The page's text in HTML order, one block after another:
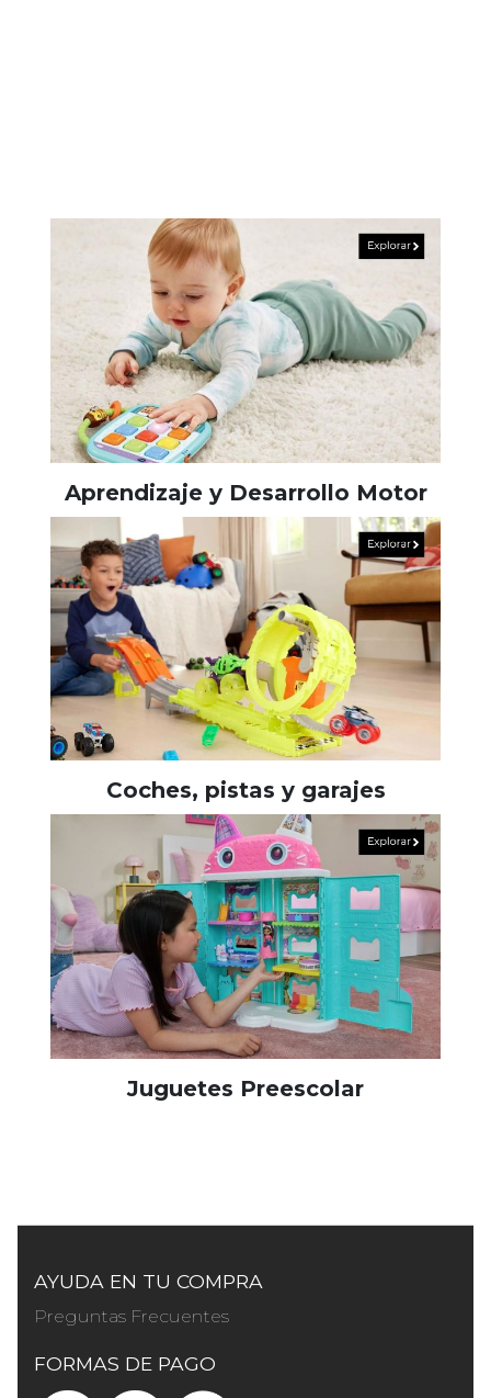
Aprendizaje y Desarrollo Motor
Coches, pistas y garajes
Juguetes Preescolar
AYUDA EN TU COMPRA
Preguntas Frecuentes
FORMAS DE PAGO